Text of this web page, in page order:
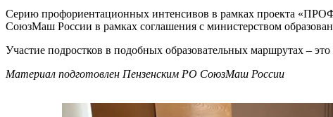
Серию профориентационных интенсивов в рамках проекта
СоюзМаш России в рамках соглашения с министерством
Участие подростков в подобных образовательных маршрутах –
Материал подготовлен Пензенским РО СоюзМаш России